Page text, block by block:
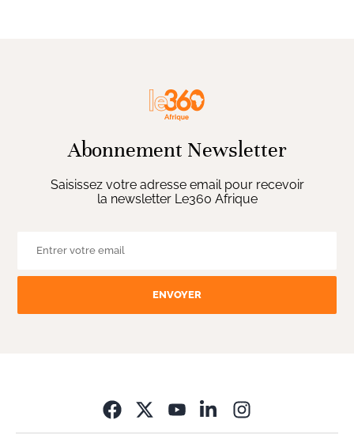
Abonnement Newsletter
Saisissez votre adresse email pour recevoir
la newsletter Le360 Afrique
ENVOYER